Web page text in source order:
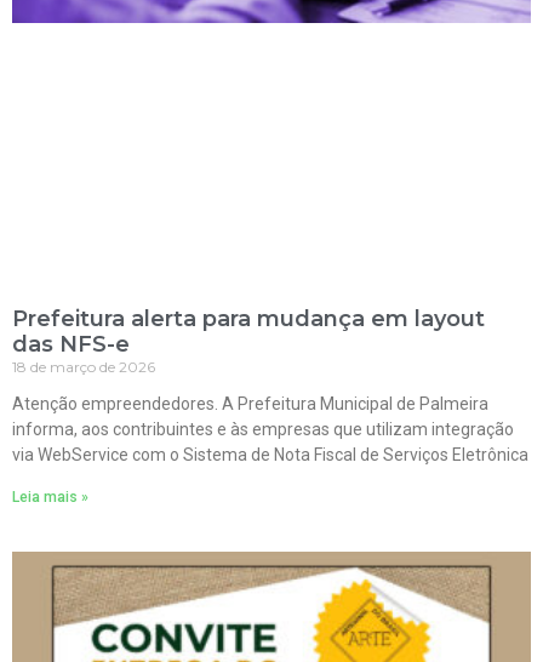
Prefeitura alerta para mudança em layout
das NFS-e
18 de março de 2026
Atenção empreendedores. A Prefeitura Municipal de Palmeira
informa, aos contribuintes e às empresas que utilizam integração
via WebService com o Sistema de Nota Fiscal de Serviços Eletrônica
Leia mais »